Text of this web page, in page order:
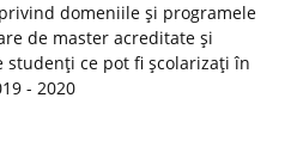
domeniile şi programele
de master acreditate şi
studenţi ce pot fi şcolarizaţi în
- 2020